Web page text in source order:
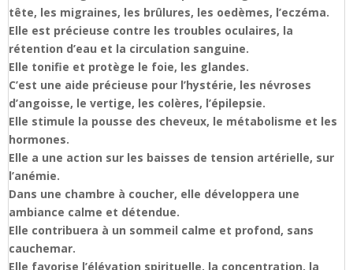
tête, les migraines, les brûlures, les oedèmes, l’eczéma.
Elle est précieuse contre les troubles oculaires, la
rétention d’eau et la circulation sanguine.
Elle tonifie et protège le foie, les glandes.
C’est une aide précieuse pour l’hystérie, les névroses
d’angoisse, le vertige, les colères, l’épilepsie.
Elle stimule la pousse des cheveux, le métabolisme et les
hormones.
Elle a une action sur les baisses de tension artérielle, sur
l’anémie.
Dans une chambre à coucher, elle développera une
ambiance calme et détendue.
Elle contribuera à un sommeil calme et profond, sans
cauchemar.
Elle favorise l’élévation spirituelle, la concentration, la